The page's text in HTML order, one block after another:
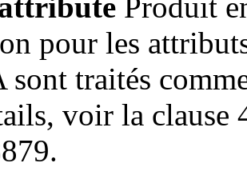
Produit
pour les
sont traités
voir la clause